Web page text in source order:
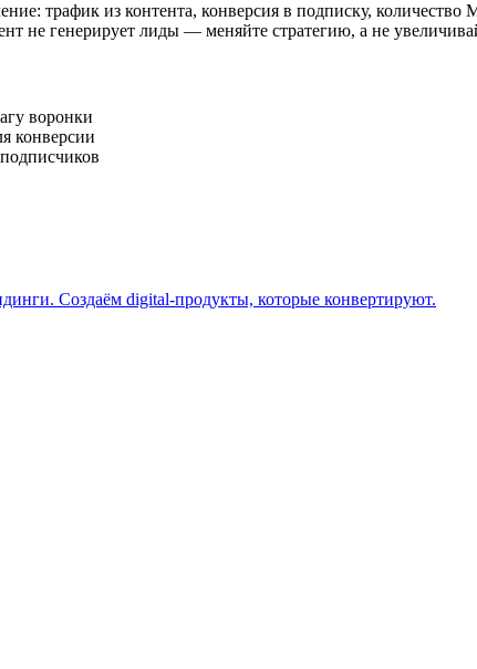
трафик из контента, конверсия в подписку, количество
не генерирует лиды — меняйте стратегию, а не
воронки
конверсии
Создаём digital-продукты, которые конвертируют.